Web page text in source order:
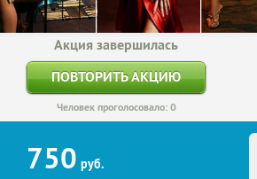
Акция завершилась
ПОВТОРИТЬ АКЦИЮ
Человек проголосовало: 0
750 руб.